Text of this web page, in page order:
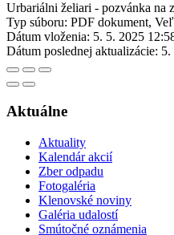
Urbariálni želiari - pozvánka na
Typ súboru: PDF dokument,
Dátum vloženia: 5. 5. 2025
Dátum poslednej aktualizácie: 5.
Aktuálne
Aktuality
Kalendár akcií
Zber odpadu
Fotogaléria
Klenovské noviny
Galéria udalostí
Smútočné oznámenia